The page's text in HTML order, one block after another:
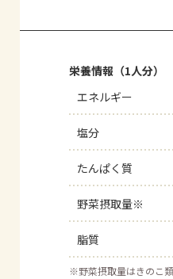
栄養情報（1人分）
エネルギー
塩分
たんぱく質
野菜摂取量※
脂質
※野菜摂取量はきのこ